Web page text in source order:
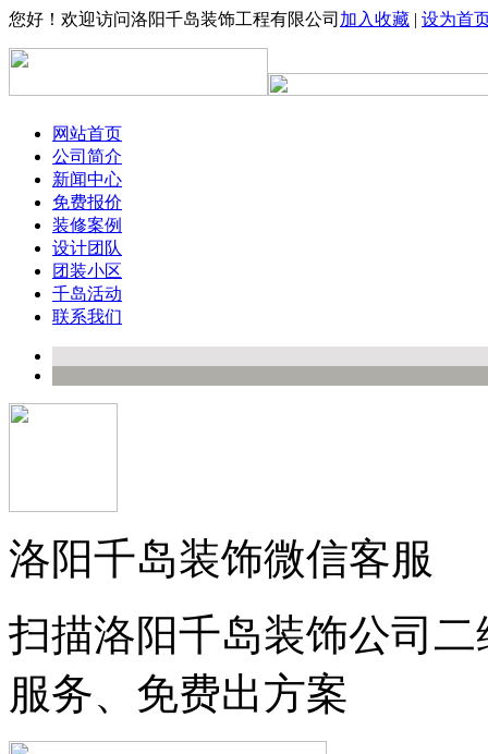
您好！欢迎访问洛阳千岛装饰工程有限公司 加入收藏 | 设为首
网站首页
公司简介
新闻中心
免费报价
装修案例
设计团队
团装小区
千岛活动
联系我们
洛阳千岛装饰微信客服
扫描洛阳千岛装饰公司
服务、免费出方案